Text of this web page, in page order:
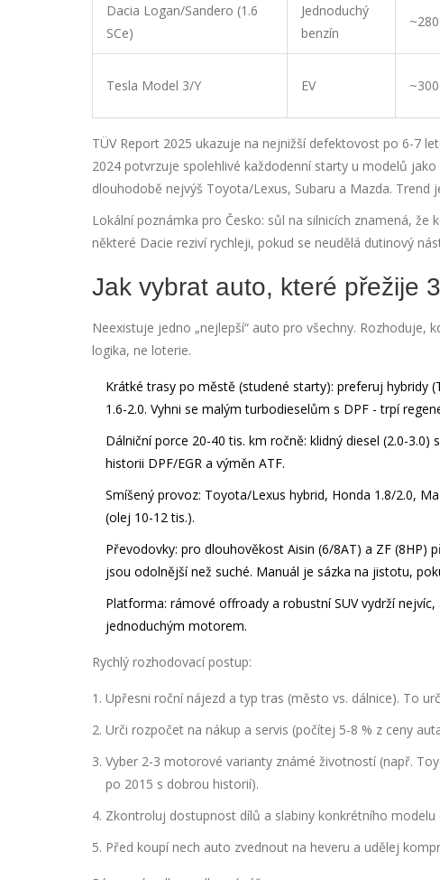
Dacia Logan/Sandero (1.6
SCe)
Jednoduchý
benzín
Tesla Model 3/Y EV
TÜV Report 2025 ukazuje na nejnižší defektovost po 6-7
2024 potvrzuje spolehlivé každodenní starty u modelů
dlouhodobě nejvýš Toyota/Lexus, Subaru a Mazda.
Lokální poznámka pro Česko: sůl na silnicích znamená,
některé Dacie reziví rychleji, pokud se neudělá dutinový
Jak vybrat auto, které přežije
Neexistuje jedno „nejlepší“ auto pro všechny. Rozhoduje,
logika, ne loterie.
Krátké trasy po městě (studené starty): preferuj hybridy
1.6-2.0. Vyhni se malým turbodieselům s DPF - trpí
Dálniční porce 20-40 tis. km ročně: klidný diesel (2.0-
historii DPF/EGR a výměn ATF.
Smíšený provoz: Toyota/Lexus hybrid, Honda 1.8/2.0,
(olej 10-12 tis.).
Převodovky: pro dlouhověkost Aisin (6/8AT) a ZF (8HP)
jsou odolnější než suché. Manuál je sázka na jistotu,
Platforma: rámové offroady a robustní SUV vydrží
jednoduchým motorem.
Rychlý rozhodovací postup:
Upřesni roční nájezd a typ tras (město vs. dálnice). To
Urči rozpočet na nákup a servis (počítej 5-8 % z ceny
Vyber 2-3 motorové varianty známé životností (např.
po 2015 s dobrou historií).
Zkontroluj dostupnost dílů a slabiny konkrétního
Před koupí nech auto zvednout na heveru a udělej